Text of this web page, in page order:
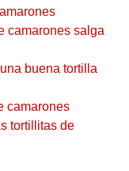
camarones salga
buena tortilla
camarones
tortillitas de